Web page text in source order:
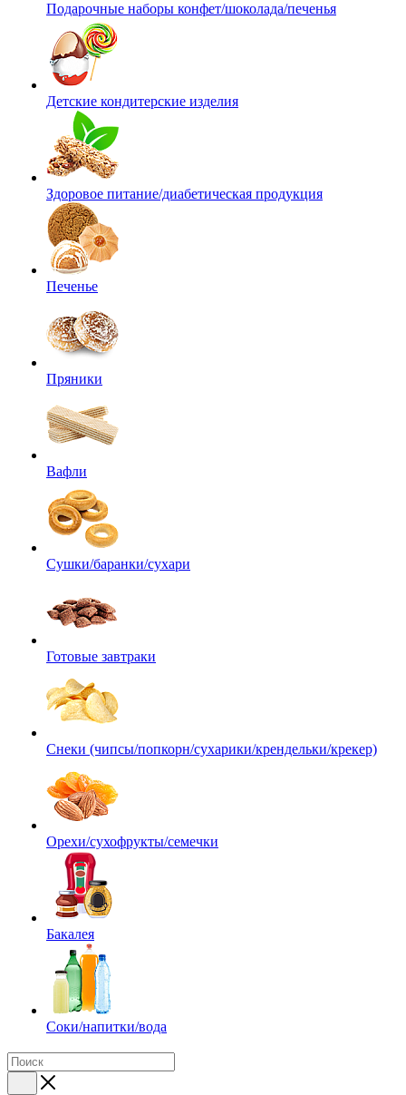
Подарочные наборы конфет/шоколада/печенья
Детские кондитерские изделия
Здоровое питание/диабетическая продукция
Печенье
Пряники
Вафли
Сушки/баранки/сухари
Готовые завтраки
Снеки (чипсы/попкорн/сухарики/крендельки/крекер)
Орехи/сухофрукты/семечки
Бакалея
Соки/напитки/вода